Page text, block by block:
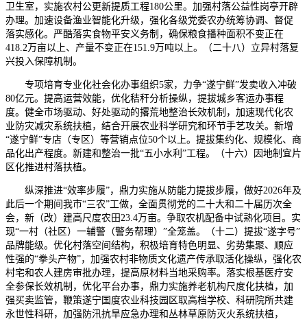
卫生室，实施农村公更新提质工程180公里。加强村落公益性岗亭开辟
办理。加速设备渔业智能化升级，强化各级党委农办统筹协调、督促
落实感化。严酷落实食物平安义务制，确保粮食播种面积不变正在
418.2万亩以上、产量不变正在151.9万吨以上。（二十八）立异村落复
兴投入保障机制。
专项培育专业化社会化办事组织5家，力争“遂宁鲜”发卖收入冲破
80亿元。提高运营效能，优化秸秆分析操纵，提拔城乡客运办事程
度。健全市场驱动、好处驱动的撂荒地整治长效机制，加速现代化农
业防灾减灾系统扶植，结合开展农业科学研究和环节手艺攻关。新增
“遂宁鲜”专店（专区）等营销点位50个以上。提拔集约化、规模化、商
品化出产程度。新建和整治一批“五小水利”工程。（十六）因地制宜片
区化推进村落扶植。
纵深推进“效率步履”，鼎力实施从防能力提拔步履，做好2026年及
此后一个期间我市“三农”工做，全面贯彻党的二十大和二十届历次全
会，新（改）建高尺度农田23.4万亩。争取农机配备中试熟化项目。实
现“一村（社区）一辅警（警务帮理）”全笼盖。（十二）提拔“遂字号”
品牌能级。优化村落空间结构，积极培育特色明显、劣势集聚、顺应
性强的“拳头产物”，加强农村非物质文化遗产传承取活化操纵，强化农
村宅和农人建房审批办理，提高原材料当地采购率。落实根基医疗安
全参保长效机制，优化平台办事，鼎力实施养老机构尺度化扶植，加
强买卖监管，鞭策遂宁国度农业科技园区取高档学校、科研院所共建
永世性科研，加强防汛抗旱应急办理和丛林草原防灭火系统扶植，